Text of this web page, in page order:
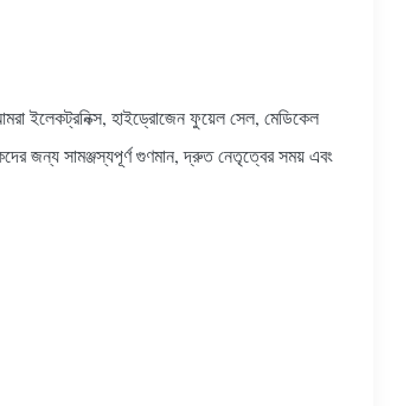
ইলেকট্রনিক্স, হাইড্রোজেন ফুয়েল সেল, মেডিকেল
জন্য সামঞ্জস্যপূর্ণ গুণমান, দ্রুত নেতৃত্বের সময় এবং